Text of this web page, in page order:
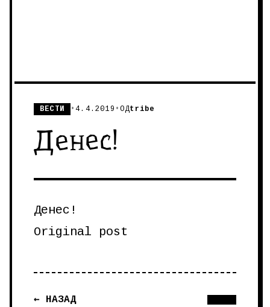
ВЕСТИ •4.4.2019 •ОДtribe
Денес!
Денес!
Original post
← НАЗАД